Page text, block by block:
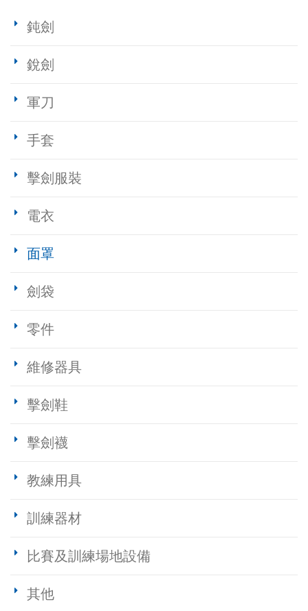
鈍劍
銳劍
軍刀
手套
擊劍服裝
電衣
面罩
劍袋
零件
維修器具
擊劍鞋
擊劍襪
教練用具
訓練器材
比賽及訓練場地設備
其他